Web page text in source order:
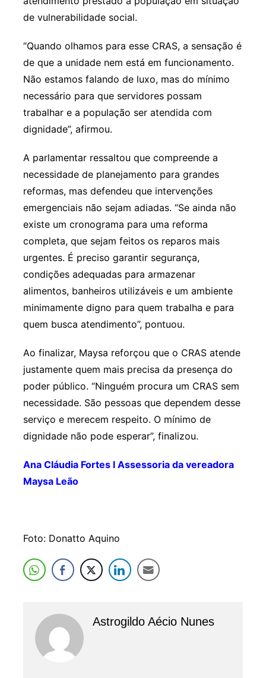
de vulnerabilidade social.
“Quando olhamos para esse CRAS, a sensação é
de que a unidade nem está em funcionamento.
Não estamos falando de luxo, mas do mínimo
necessário para que servidores possam
trabalhar e a população ser atendida com
dignidade”, afirmou.
A parlamentar ressaltou que compreende a
necessidade de planejamento para grandes
reformas, mas defendeu que intervenções
emergenciais não sejam adiadas. “Se ainda não
existe um cronograma para uma reforma
completa, que sejam feitos os reparos mais
urgentes. É preciso garantir segurança,
condições adequadas para armazenar
alimentos, banheiros utilizáveis e um ambiente
minimamente digno para quem trabalha e para
quem busca atendimento”, pontuou.
Ao finalizar, Maysa reforçou que o CRAS atende
justamente quem mais precisa da presença do
poder público. “Ninguém procura um CRAS sem
necessidade. São pessoas que dependem desse
serviço e merecem respeito. O mínimo de
dignidade não pode esperar”, finalizou.
Ana Cláudia Fortes l Assessoria da vereadora
Maysa Leão
Foto: Donatto Aquino
Astrogildo Aécio Nunes